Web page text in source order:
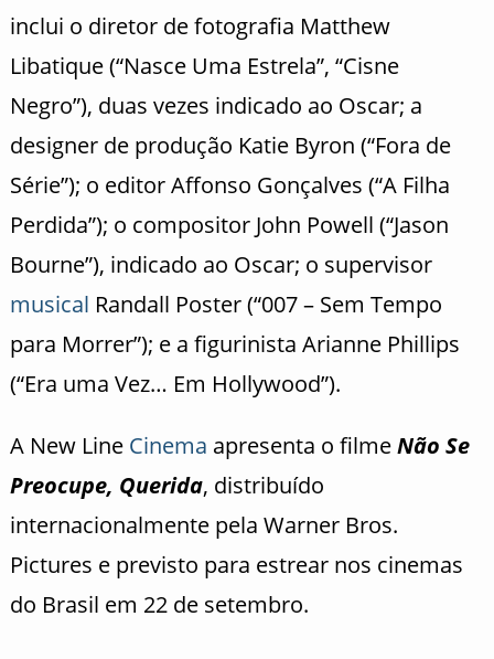
inclui o diretor de fotografia Matthew
Libatique (“Nasce Uma Estrela”, “Cisne
Negro”), duas vezes indicado ao Oscar; a
designer de produção Katie Byron (“Fora de
Série”); o editor Affonso Gonçalves (“A Filha
Perdida”); o compositor John Powell (“Jason
Bourne”), indicado ao Oscar; o supervisor
musical Randall Poster (“007 – Sem Tempo
para Morrer”); e a figurinista Arianne Phillips
(“Era uma Vez… Em Hollywood”).
A New Line Cinema apresenta o filmeNão Se
Preocupe, Querida, distribuído
internacionalmente pela Warner Bros.
Pictures e previsto para estrear nos cinemas
do Brasil em 22 de setembro.